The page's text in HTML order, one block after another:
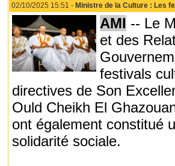
02/10/2025 15:51 - Ministre de la Culture : Les
AMI -- Le
et des
festivals
directives de Son
Ould Cheikh El
ont également constitué
solidarité sociale.